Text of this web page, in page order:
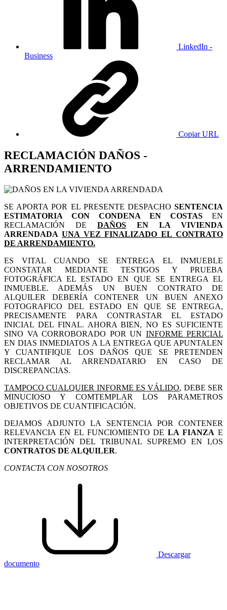
LinkedIn -
Business
Copiar URL
RECLAMACIÓN DAÑOS -
ARRENDAMIENTO
SE APORTA POR EL PRESENTE DESPACHO SENTENCIA
ESTIMATORIA CON CONDENA EN COSTAS EN
RECLAMACIÓN DE DAÑOS EN LA VIVIENDA
ARRENDADA UNA VEZ FINALIZADO EL CONTRATO
DE ARRENDAMIENTO.
ES VITAL CUANDO SE ENTREGA EL INMUEBLE
CONSTATAR MEDIANTE TESTIGOS Y PRUEBA
FOTOGRÁFICA EL ESTADO EN QUE SE ENTREGA EL
INMUEBLE. ADEMÁS UN BUEN CONTRATO DE
ALQUILER DEBERÍA CONTENER UN BUEN ANEXO
FOTOGRAFICO DEL ESTADO EN QUE SE ENTREGA,
PRECISAMENTE PARA CONTRASTAR EL ESTADO
INICIAL DEL FINAL. AHORA BIEN, NO ES SUFICIENTE
SINO VA CORROBORADO POR UN INFORME PERICIAL
EN DIAS INMEDIATOS A LA ENTREGA QUE APUNTALEN
Y CUANTIFIQUE LOS DAÑOS QUE SE PRETENDEN
RECLAMAR AL ARRENDATARIO EN CASO DE
DISCREPANCIAS.
TAMPOCO CUALQUIER INFORME ES VÁLIDO, DEBE SER
MINUCIOSO Y COMTEMPLAR LOS PARAMETROS
OBJETIVOS DE CUANTIFICACIÓN.
DEJAMOS ADJUNTO LA SENTENCIA POR CONTENER
RELEVANCIA EN EL FUNCIOMIENTO DELA FIANZA E
INTERPRETACIÓN DEL TRIBUNAL SUPREMO EN LOS
CONTRATOS DE ALQUILER.
CONTACTA CON NOSOTROS
Descargar
documento